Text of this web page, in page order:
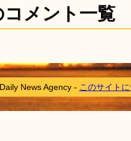
メント一覧
News Agency - このサイト